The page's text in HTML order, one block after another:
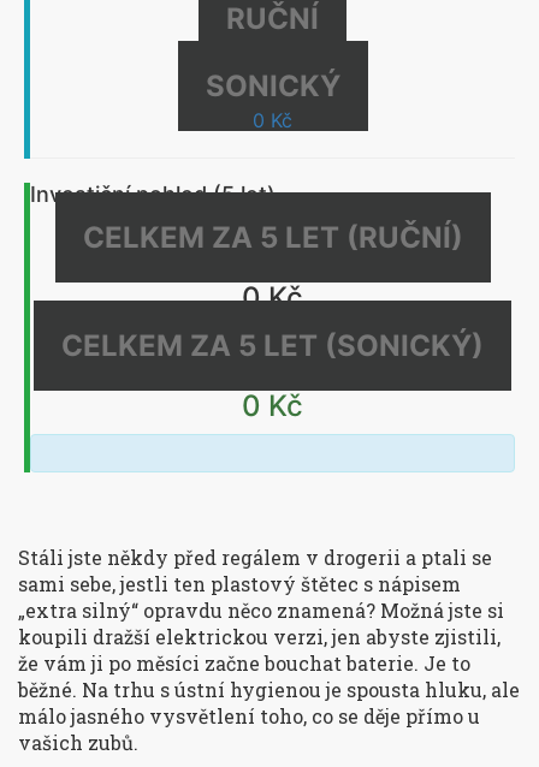
RUČNÍ
SONICKÝ
0 Kč
Investiční pohled (5 let)
CELKEM ZA 5 LET (RUČNÍ)
0 Kč
CELKEM ZA 5 LET (SONICKÝ)
0 Kč
Stáli jste někdy před regálem v drogerii a ptali se
sami sebe, jestli ten plastový štětec s nápisem
„extra silný“ opravdu něco znamená? Možná jste si
koupili dražší elektrickou verzi, jen abyste zjistili,
že vám ji po měsíci začne bouchat baterie. Je to
běžné. Na trhu s ústní hygienou je spousta hluku, ale
málo jasného vysvětlení toho, co se děje přímo u
vašich zubů.